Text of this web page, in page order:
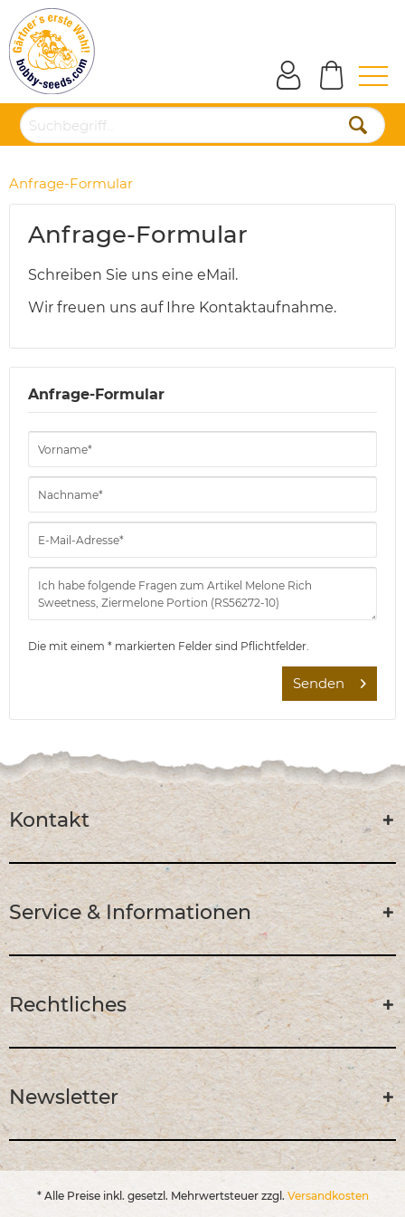
Anfrage-Formular
Anfrage-Formular
Schreiben Sie uns eine eMail.
Wir freuen uns auf Ihre Kontaktaufnahme.
Anfrage-Formular
Die mit einem * markierten Felder sind Pflichtfelder.
Senden
Kontakt
Service & Informationen
Rechtliches
Newsletter
* Alle Preise inkl. gesetzl. Mehrwertsteuer zzgl. Versandkosten